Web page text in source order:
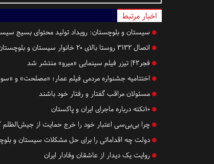
اخبار مرتبط
سیستان و بلوچستان: رویداد تولید محتوای بسیج
اتصال ۳۱۳۲ روستا بالای ۲۰ خانوار سیستان‌ و بلوچستان به اینترنت
فجر42| تیزر فیلم سینمایی «میرو» منتشر شد
اختتامیه جشنواره مردمی فیلم عمار؛ «مصلحت» و
مسئولان مراقب گفتار و رفتار خود باشند
10نکته درباره ماجرای ایران و پاکستان
چرا بی‌بی‌سی اعتبار خود را خرج حمایت از جیش‌الظلم
دولت چه اقداماتی را برای حل مشکلات سیستان و
روایت یک دیدار از عاشقان وفادار ایران